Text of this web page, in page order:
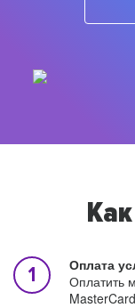
Оплата
Оплатить